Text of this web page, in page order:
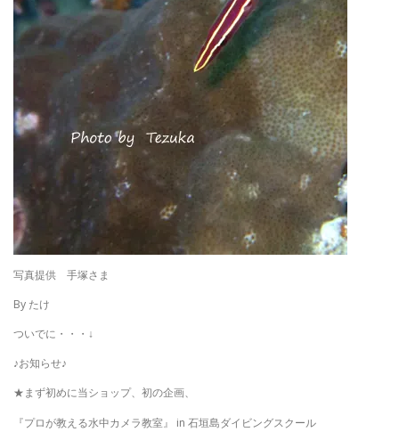
写真提供 手塚さま
By たけ
ついでに・・・↓
♪お知らせ♪
★まず初めに当ショップ、初の企画、
『プロが教える水中カメラ教室』 in 石垣島ダイビングスクール